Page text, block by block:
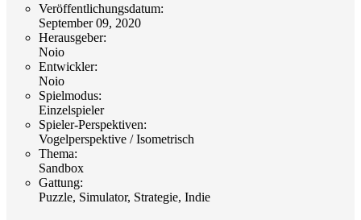
Veröffentlichungsdatum:
September 09, 2020
Herausgeber:
Noio
Entwickler:
Noio
Spielmodus:
Einzelspieler
Spieler-Perspektiven:
Vogelperspektive / Isometrisch
Thema:
Sandbox
Gattung:
Puzzle, Simulator, Strategie, Indie